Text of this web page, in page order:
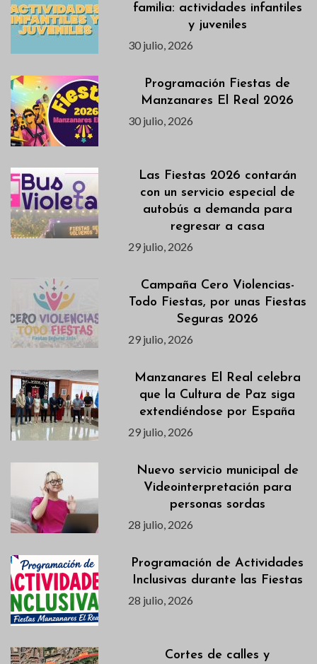
familia: actividades infantiles
y juveniles
30 julio, 2026
Programación Fiestas de
Manzanares El Real 2026
30 julio, 2026
Las Fiestas 2026 contarán
con un servicio especial de
autobús a demanda para
regresar a casa
29 julio, 2026
Campaña Cero Violencias-
Todo Fiestas, por unas Fiestas
Seguras 2026
29 julio, 2026
Manzanares El Real celebra
que la Cultura de Paz siga
extendiéndose por España
29 julio, 2026
Nuevo servicio municipal de
Videointerpretación para
personas sordas
28 julio, 2026
Programación de Actividades
Inclusivas durante las Fiestas
28 julio, 2026
Cortes de calles y